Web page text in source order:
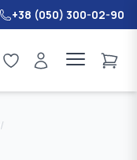
+38 (050) 300-02-90
/